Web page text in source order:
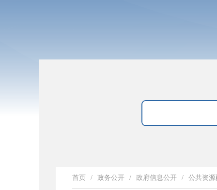
首页 / 政务公开 / 政府信息公开 / 公共资源